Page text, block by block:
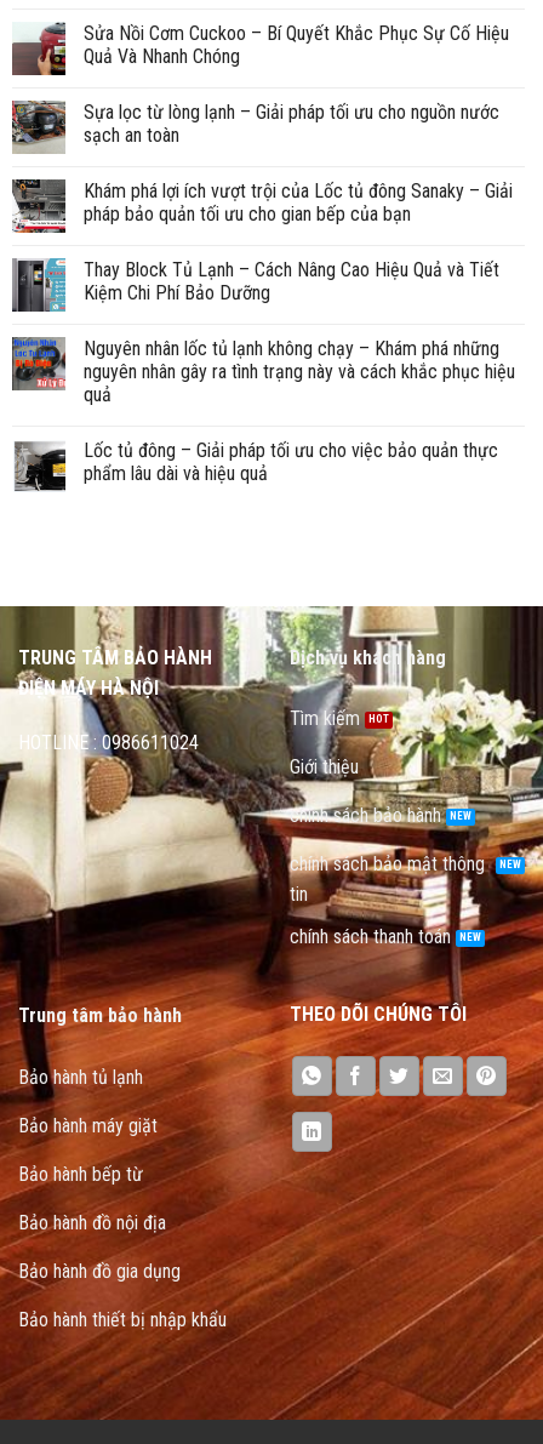
Sửa Nồi Cơm Cuckoo – Bí Quyết Khắc Phục Sự Cố Hiệu
Quả Và Nhanh Chóng
Sựa lọc từ lòng lạnh – Giải pháp tối ưu cho nguồn nước
sạch an toàn
Khám phá lợi ích vượt trội của Lốc tủ đông Sanaky – Giải
pháp bảo quản tối ưu cho gian bếp của bạn
Thay Block Tủ Lạnh – Cách Nâng Cao Hiệu Quả và Tiết
Kiệm Chi Phí Bảo Dưỡng
Nguyên nhân lốc tủ lạnh không chạy – Khám phá những
nguyên nhân gây ra tình trạng này và cách khắc phục hiệu
quả
Lốc tủ đông – Giải pháp tối ưu cho việc bảo quản thực
phẩm lâu dài và hiệu quả
TRUNG TÂM BẢO HÀNH
ĐIỆN MÁY HÀ NỘI
HOTLINE : 0986611024
Dịch vụ khách hàng
Tìm kiếm
Giới thiệu
chính sách bảo hành
chính sách bảo mật thông
tin
chính sách thanh toán
Trung tâm bảo hành
Bảo hành tủ lạnh
Bảo hành máy giặt
Bảo hành bếp từ
Bảo hành đồ nội địa
Bảo hành đồ gia dụng
Bảo hành thiết bị nhập khẩu
THEO DÕI CHÚNG TÔI